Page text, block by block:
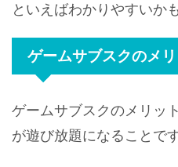
といえばわかりやすいか
ゲームサブスクのメ
ゲームサブスクのメリッ
が遊び放題になることです